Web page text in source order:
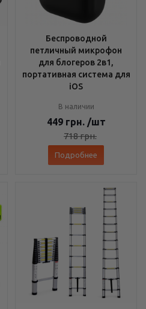
Беспроводной
петличный микрофон
для блогеров 2в1,
портативная система для
iOS
В наличии
449 грн. /шт
718грн.
Подробнее